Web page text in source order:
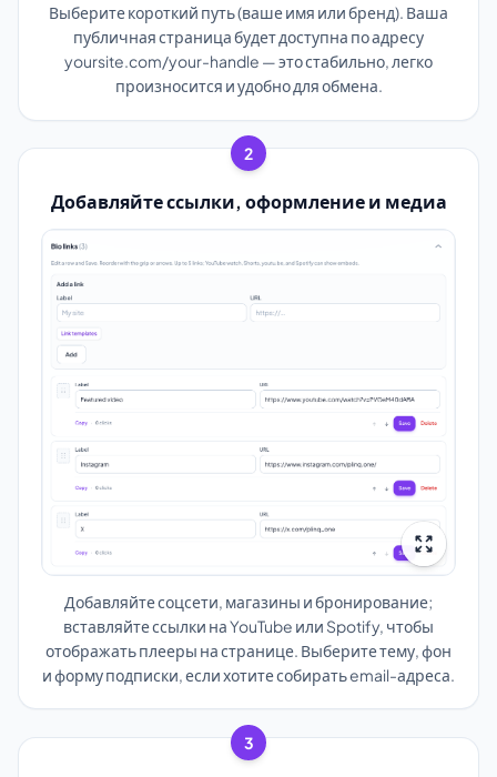
Выберите короткий путь (ваше имя или бренд). Ваша
публичная страница будет доступна по адресу
yoursite.com/your-handle — это стабильно, легко
произносится и удобно для обмена.
2
Добавляйте ссылки, оформление и медиа
Добавляйте соцсети, магазины и бронирование;
вставляйте ссылки на YouTube или Spotify, чтобы
отображать плееры на странице. Выберите тему, фон
и форму подписки, если хотите собирать email-адреса.
3